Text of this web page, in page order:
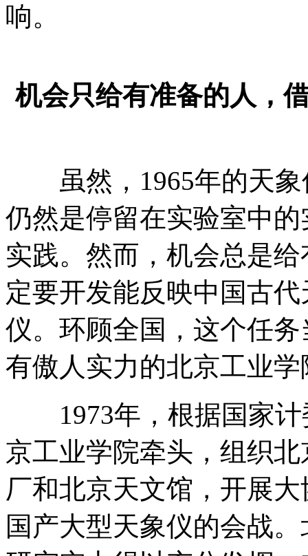
响。
机会只给有准备的人，
虽然，1965年的天象
仍然是停留在实验室中
实践。然而，机会总是
定要开发能反映中国古
仪。环顾全国，这个任
有傲人实力的北京工业学
1973年，根据国家计
京工业学院牵头，组织
厂和北京天文馆，开展
国产大型天象仪的会战